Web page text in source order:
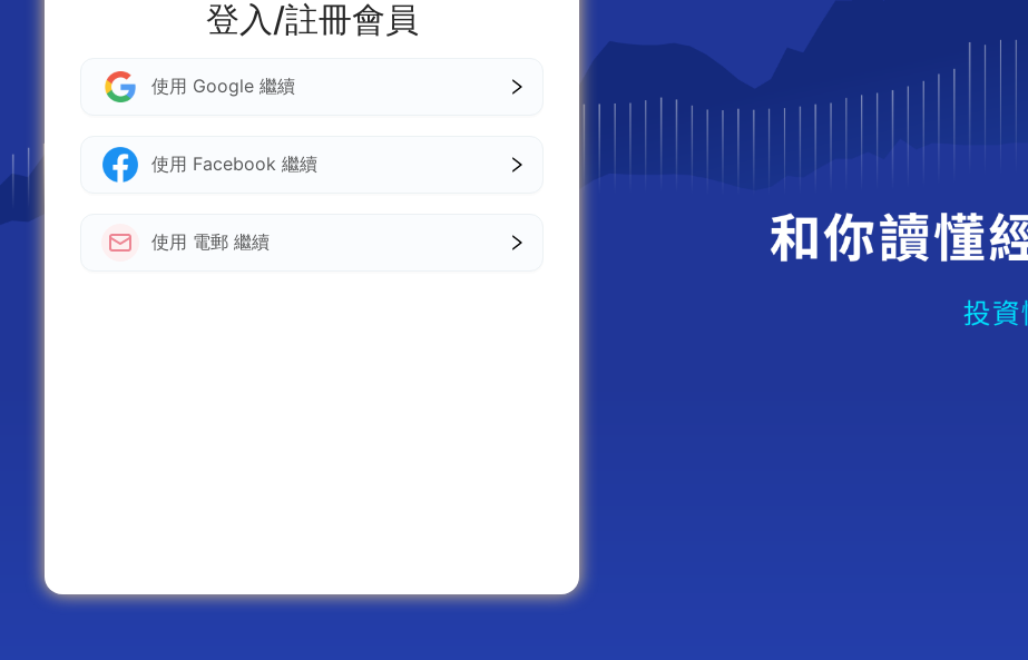
登入/註冊會員
使用 Google 繼續
使用 Facebook 繼續
使用 電郵 繼續